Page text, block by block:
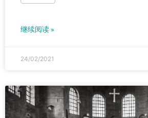
继续阅读 »
24/02/2021